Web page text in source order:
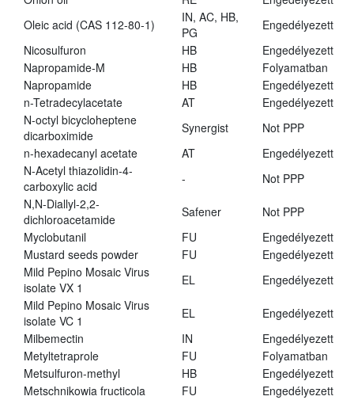
Oleic acid (CAS 112-80-1)
IN, AC, HB,
PG
Engedélyezett
Nicosulfuron
HB
Engedélyezett
Napropamide-M
HB
Folyamatban
Napropamide
HB
Engedélyezett
n-Tetradecylacetate
AT
Engedélyezett
N-octyl bicycloheptene
dicarboximide
Synergist
Not PPP
n-hexadecanyl acetate
AT
Engedélyezett
N-Acetyl thiazolidin-4-
carboxylic acid
-
Not PPP
N,N-Diallyl-2,2-
dichloroacetamide
Safener
Not PPP
Myclobutanil
FU
Engedélyezett
Mustard seeds powder
FU
Engedélyezett
Mild Pepino Mosaic Virus
isolate VX 1
EL
Engedélyezett
Mild Pepino Mosaic Virus
isolate VC 1
EL
Engedélyezett
Milbemectin
IN
Engedélyezett
Metyltetraprole
FU
Folyamatban
Metsulfuron-methyl
HB
Engedélyezett
Metschnikowia fructicola
FU Engedélyezett